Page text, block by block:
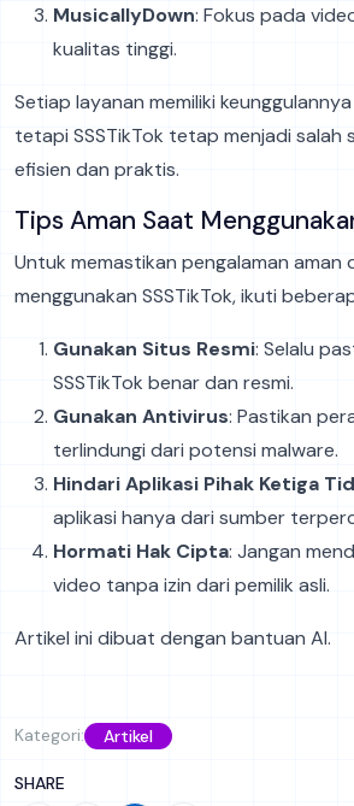
MusicallyDown: Fokus pada
kualitas tinggi.
Setiap layanan memiliki
tetapi SSSTikTok tetap menjadi salah
efisien dan praktis.
Tips Aman Saat
Untuk memastikan pengalaman aman
menggunakan SSSTikTok, ikuti
Gunakan Situs Resmi: Selalu
SSSTikTok benar dan resmi.
Gunakan Antivirus: Pastikan
terlindungi dari potensi malware.
Hindari Aplikasi Pihak Ketiga
aplikasi hanya dari sumber
Hormati Hak Cipta: Jangan
video tanpa izin dari pemilik asli.
Artikel ini dibuat dengan bantuan AI.
Kategori: Artikel
SHARE